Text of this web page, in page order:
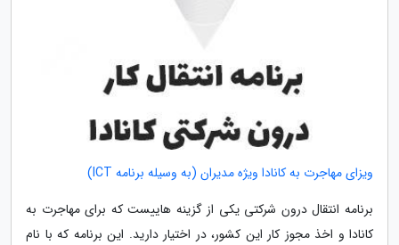
ویزای مهاجرت به کانادا ویژه مدیران (به وسیله برنامه ICT)
برنامه انتقال درون شرکتی یکی از گزینه هاییست که برای مهاجرت به
کانادا و اخذ مجوز کار این کشور، در اختیار دارید. این برنامه که با نام